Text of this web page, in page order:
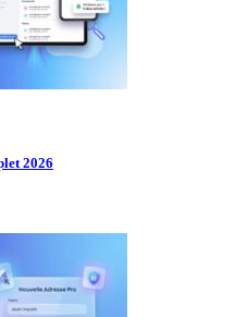
2026